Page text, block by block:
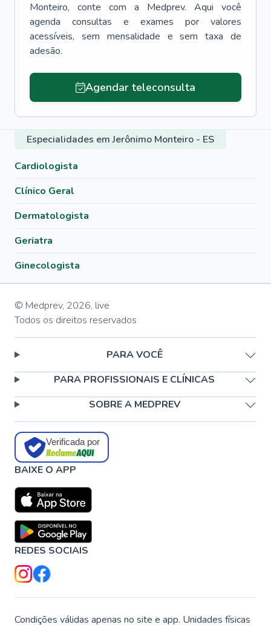
Monteiro, conte com a Medprev. Aqui você
agenda consultas e exames por valores
acessíveis, sem mensalidade e sem taxa de
adesão.
Agendar teleconsulta
Especialidades em Jerônimo Monteiro - ES
Cardiologista
Clínico Geral
Dermatologista
Geriatra
Ginecologista
© Medprev, 2026, live
Todos os direitos reservados
PARA VOCÊ
PARA PROFISSIONAIS E CLÍNICAS
SOBRE A MEDPREV
Verificada por
BAIXE O APP
REDES SOCIAIS
Condições válidas apenas no site e app. Unidades físicas